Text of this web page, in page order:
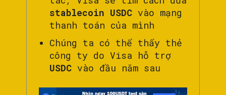
stablecoin USDC vào mạng
thanh toán của mình
Chúng ta có thể thấy thẻ
công ty do Visa hỗ trợ
USDC vào đầu năm sau